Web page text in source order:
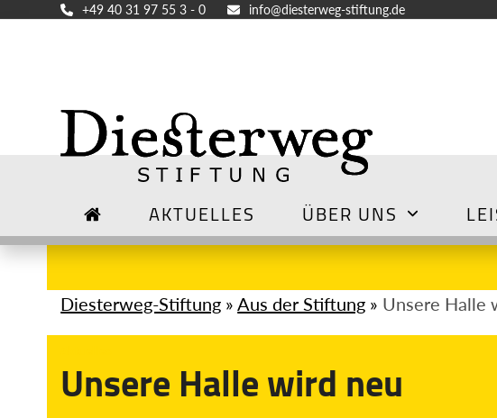
+49 40 31 97 55 3 - 0 info@diesterweg-stiftung.de
AKTUELLES ÜBER UNS
Diesterweg-Stiftung »Aus der Stiftung » Unsere Halle
Unsere Halle wird neu